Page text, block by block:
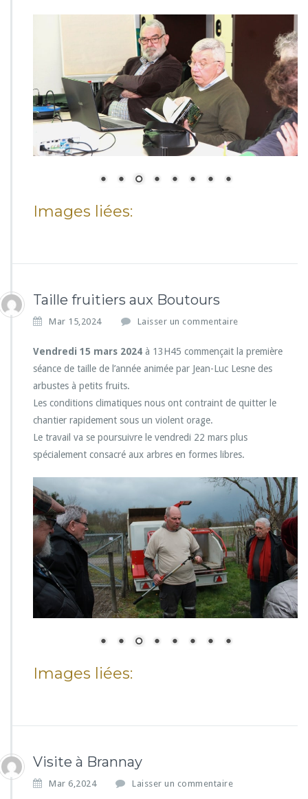
Images liées:
Taille fruitiers aux Boutours
Mar 15,2024 Laisser un commentaire
Vendredi 15 mars 2024 à 13H45 commençait la première
séance de taille de l’année animée par Jean-Luc Lesne des
arbustes à petits fruits.
Les conditions climatiques nous ont contraint de quitter le
chantier rapidement sous un violent orage.
Le travail va se poursuivre le vendredi 22 mars plus
spécialement consacré aux arbres en formes libres.
Images liées:
Visite à Brannay
Mar 6,2024 Laisser un commentaire